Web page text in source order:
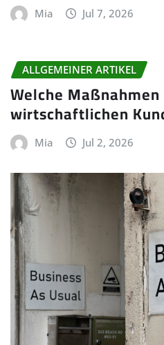
Mia Jul 7, 2026
ALLGEMEINER ARTIKEL
Welche
wirtschaftlichen
Mia Jul 2, 2026